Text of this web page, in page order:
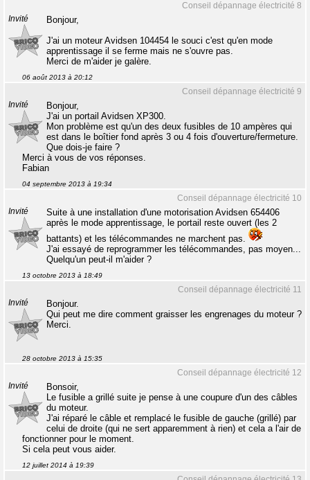
Conseil dépannage électricité 8
Invité
Bonjour,
J'ai un moteur Avidsen 104454 le souci c'est qu'en mode
apprentissage il se ferme mais ne s'ouvre pas.
Merci de m'aider je galère.
06 août 2013 à 20:12
Conseil dépannage électricité 9
Invité
Bonjour,
J'ai un portail Avidsen XP300.
Mon problème est qu'un des deux fusibles de 10 ampères qui
est dans le boîtier fond après 3 ou 4 fois d'ouverture/fermeture.
Que dois-je faire ?
Merci à vous de vos réponses.
Fabian
04 septembre 2013 à 19:34
Conseil dépannage électricité 10
Invité
Suite à une installation d'une motorisation Avidsen 654406
après le mode apprentissage, le portail reste ouvert (les 2
battants) et les télécommandes ne marchent pas.
J'ai essayé de reprogrammer les télécommandes, pas moyen...
Quelqu'un peut-il m'aider ?
13 octobre 2013 à 18:49
Conseil dépannage électricité 11
Invité
Bonjour.
Qui peut me dire comment graisser les engrenages du moteur ?
Merci.
28 octobre 2013 à 15:35
Conseil dépannage électricité 12
Invité
Bonsoir,
Le fusible a grillé suite je pense à une coupure d'un des câbles
du moteur.
J'ai réparé le câble et remplacé le fusible de gauche (grillé) par
celui de droite (qui ne sert apparemment à rien) et cela a l'air de
fonctionner pour le moment.
Si cela peut vous aider.
12 juillet 2014 à 19:39